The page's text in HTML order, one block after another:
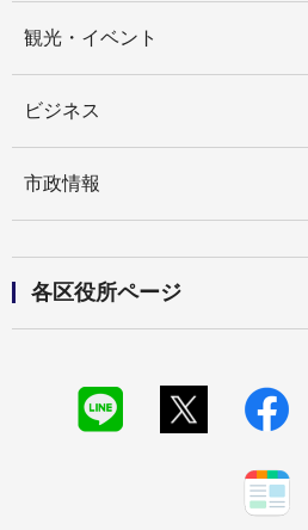
観光・イベント
ビジネス
市政情報
各区役所ページ